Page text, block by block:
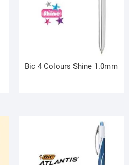
Bic 4 Colours Shine 1.0mm